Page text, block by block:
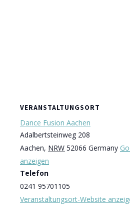
VERANSTALTUNGSORT
Dance Fusion Aachen
Adalbertsteinweg 208
Aachen, NRW 52066 Germany
anzeigen
Telefon
0241 95701105
Veranstaltungsort-Website